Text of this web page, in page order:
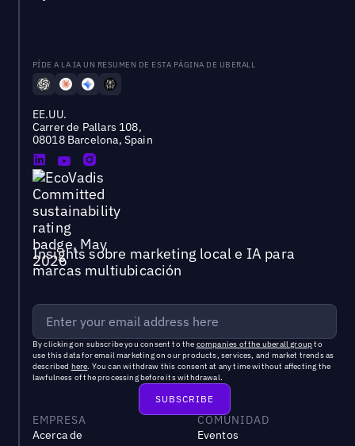
PÍDE A LA IA UN RESUMEN DE ESTA PÁGINA DE UBERALL
EE.UU.
Carrer de Pallars 108,
08018 Barcelona, Spain
Insights sobre marketing local e IA para
marcas multiubicación
By clicking on subscribe you consent to the companies of the uberall groupto
use this data for email marketing on our products, services, and market trends as
described here. You can withdraw this consent at any time without affecting the
lawfulness of the processing before its withdrawal.
EMPRESA
Acerca de
COMUNIDAD
Eventos